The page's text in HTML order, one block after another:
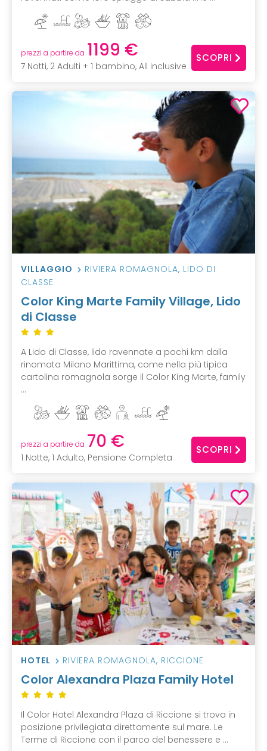
prezzi a partire da 1199 €
7 Notti, 2 Adulti + 1 bambino, All inclusive
SCOPRI
VILLAGGIO RIVIERA ROMAGNOLA, LIDO DI
CLASSE
Color King Marte Family Village, Lido
di Classe
A Lido di Classe, lido ravennate a pochi km dalla
rinomata Milano Marittima, come nella più tipica
cartolina romagnola sorge il Color King Marte, family
...
prezzi a partire da 70 €
1 Notte, 1 Adulto, Pensione Completa
SCOPRI
HOTEL RIVIERA ROMAGNOLA, RICCIONE
Color Alexandra Plaza Family Hotel
Il Color Hotel Alexandra Plaza di Riccione si trova in
posizione privilegiata direttamente sul mare. Le
Terme di Riccione con il parco del benessere e ...